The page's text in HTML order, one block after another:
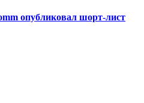
опубликовал шорт-лист